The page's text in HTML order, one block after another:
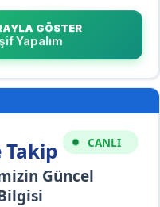
GÖSTER
Yapalım
CANLI
Takip
Güncel